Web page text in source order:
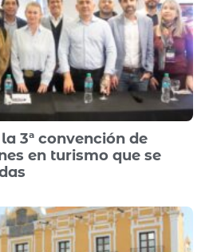
3ª convención de
en turismo que se